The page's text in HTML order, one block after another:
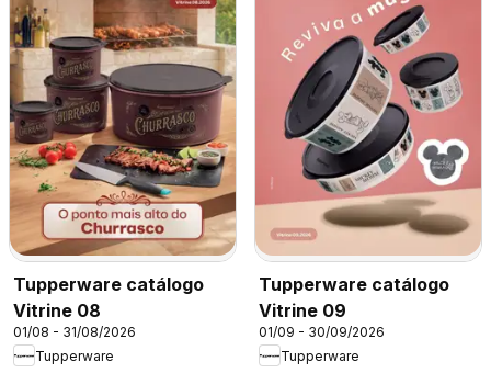
Tupperware catálogo
Vitrine 08
01/08 - 31/08/2026
Tupperware
Tupperware catálogo
Vitrine 09
01/09 - 30/09/2026
Tupperware